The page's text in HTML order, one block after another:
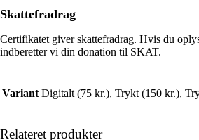
Skattefradrag
Certifikatet giver skattefradrag. Hvis du
indberetter vi din donation til SKAT.
Variant Digitalt (75 kr.), Trykt (150 kr.),
Relateret produkter